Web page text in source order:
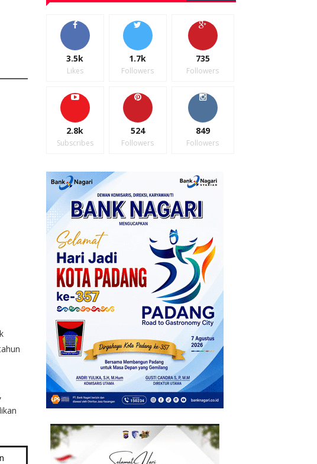
3.5k
Likes
1.7k
Followers
735
Followers
2.8k
Subscribes
524
Followers
849
Followers